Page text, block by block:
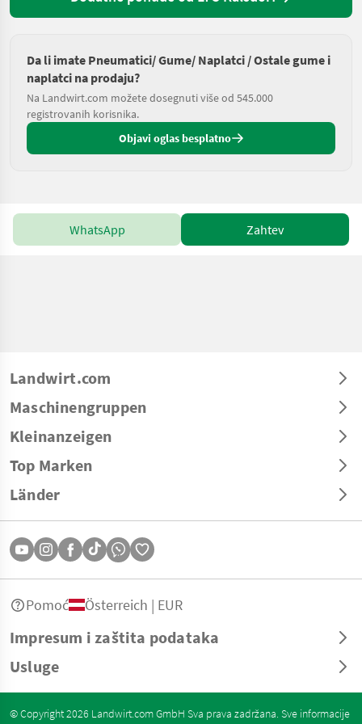
Da li imate Pneumatici/ Gume/ Naplatci / Ostale gume i
naplatci na prodaju?
Na Landwirt.com možete dosegnuti više od 545.000
registrovanih korisnika.
Objavi oglas besplatno
WhatsApp Zahtev
Landwirt.com
Maschinengruppen
Kleinanzeigen
Top Marken
Länder
Impresum i zaštita podataka
Usluge
Pomoć Österreich | EUR
© Copyright 2026 Landwirt.com GmbH Sva prava zadržana. Sve informacije